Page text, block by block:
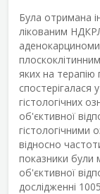
Була отримана
лікованим
аденокарциноми
яких на терапію
спостерігалася
гістологічних
об'єктивної
гістологічними
відносно
показники були
об'єктивної
дослідженні